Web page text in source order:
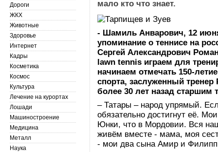
мало кто что знает.
- Шамиль Анварович, 12
упоминание о теннисе на
Сергей Александрович
lawn tennis играем для
начинаем отмечать 150-
спорта, заслуженный
более 30 лет назад
– Татары – народ упрямый.
обязательно достигнут её.
Юнки, что в Мордовии. Вся
живём вместе - мама, моя
- мои два сына Амир и
Дороги
ЖКХ
Животные
Здоровье
Интернет
Кадры
Косметика
Космос
Культура
Лечение на курортах
Лошади
Машиностроение
Медицина
Металл
Наука